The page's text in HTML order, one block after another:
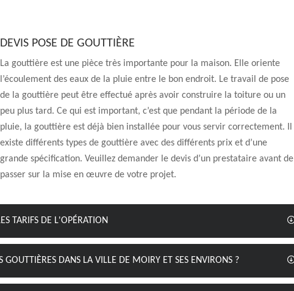
DEVIS POSE DE GOUTTIÈRE
La gouttière est une pièce très importante pour la maison. Elle oriente
l’écoulement des eaux de la pluie entre le bon endroit. Le travail de pose
de la gouttière peut être effectué après avoir construire la toiture ou un
peu plus tard. Ce qui est important, c’est que pendant la période de la
pluie, la gouttière est déjà bien installée pour vous servir correctement. Il
existe différents types de gouttière avec des différents prix et d’une
grande spécification. Veuillez demander le devis d’un prestataire avant de
passer sur la mise en œuvre de votre projet.
TARIFS DE L'OPÉRATION
GOUTTIÈRES DANS LA VILLE DE MOIRY ET SES ENVIRONS ?